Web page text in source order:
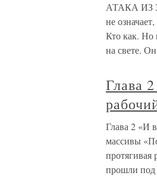
АТАКА ИЗ
не
Кто как. Но
на свете. Он
Глава
Глава 2 «И
массивы
прошли под